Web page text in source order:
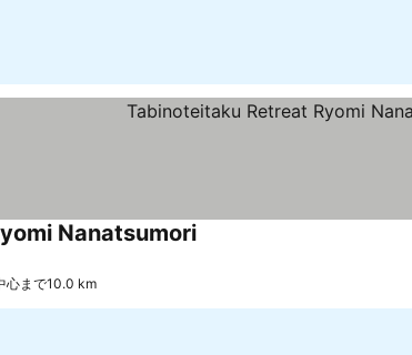
Nanatsumori料金を表示
心まで10.0 km